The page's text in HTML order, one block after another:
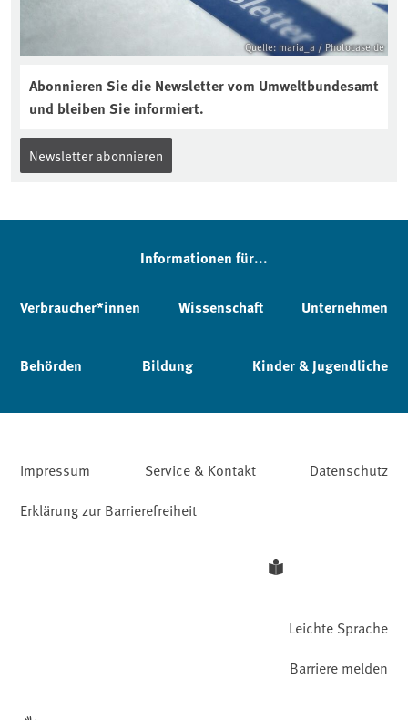
Quelle: maria_a / Photocase.de
Abonnieren Sie die Newsletter vom Umweltbundesamt
und bleiben Sie informiert.
Newsletter abonnieren
Informationen für...
Verbraucher*innen Wissenschaft Unternehmen
Behörden Bildung Kinder & Jugendliche
Impressum Service & Kontakt
Datenschutz
Erklärung zur Barrierefreiheit
Leichte Sprache
Barriere melden